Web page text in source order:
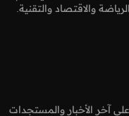
والاقتصاد والتقنية.
آخر الأخبار والمستجدات